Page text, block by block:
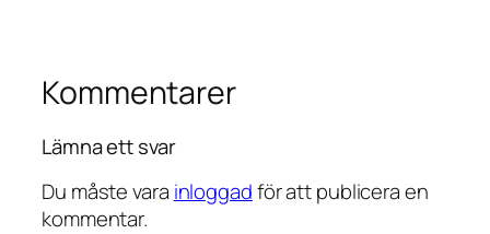
Kommentarer
Lämna ett svar
Du måste vara inloggadför att publicera en
kommentar.